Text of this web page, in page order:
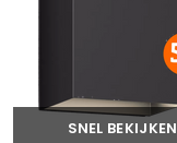
SNEL BEKIJKEN